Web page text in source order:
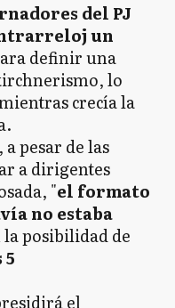
del PJ
un
definir una
lo
crecía la
pesar de las
a dirigentes
"el formato
no estaba
posibilidad de
el